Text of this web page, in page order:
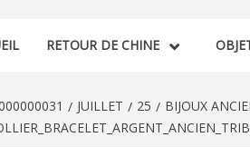
RETOUR DE CHINE
JUILLET 25
BIJOUX